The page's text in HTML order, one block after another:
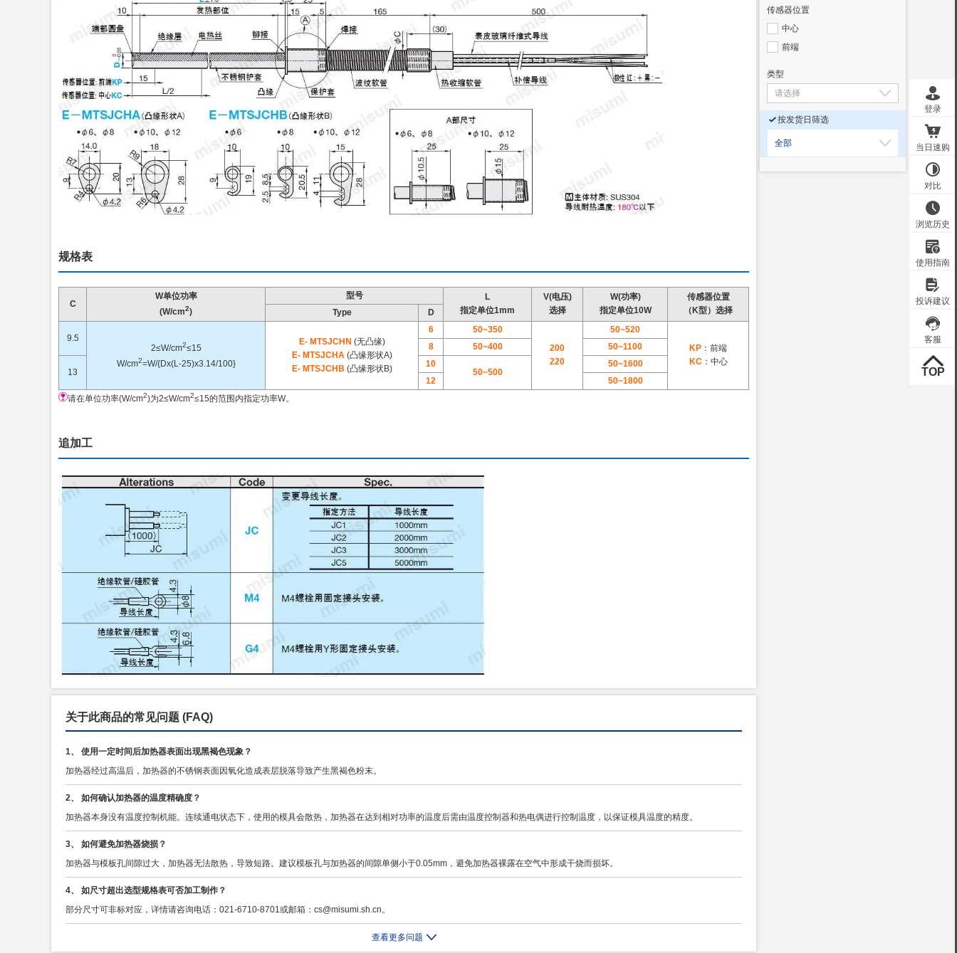
规格表
C
W单位功率
(W/cm2)
型号
L
指定单位1mm
V(电压)
选择
W(功率)
指定单位10W
传感器位置
（K型）选择
Type D
9.5
2≤W/cm2≤15
W/cm2=W/{Dx(L-25)x3.14/100}
E- MTSJCHN (无凸缘)
E- MTSJCHA (凸缘形状A)
E- MTSJCHB (凸缘形状B)
6
50~350
200
220
50~520
KP ：前端
KC：中心
8 50~400 50~1100
13
10
50~500
50~1600
12
50~1800
请在单位功率(W/cm2)为2≤W/cm2≤15的范围内指定功率W。
追加工
关于此商品的常见问题 (FAQ)
1、 使用一定时间后加热器表面出现黑褐色现象？
加热器经过高温后，加热器的不锈钢表面因氧化造成表层脱落导致产生黑褐色粉末。
2、 如何确认加热器的温度精确度？
加热器本身没有温度控制机能。连续通电状态下，使用的模具会散热，加热器在达到相对功率的温度后需由温度控制器和热电偶进行控制温度，以保证模具温度的精度。
3、 如何避免加热器烧损？
加热器与模板孔间隙过大，加热器无法散热，导致短路。建议模板孔与加热器的间隙单侧小于0.05mm，避免加热器裸露在空气中形成干烧而损坏。
4、 如尺寸超出选型规格表可否加工制作？
部分尺寸可非标对应，详情请咨询电话：021-6710-8701或邮箱：cs@misumi.sh.cn。
查看更多问题
传感器位置
中心
前端
类型
按发货日筛选
全部